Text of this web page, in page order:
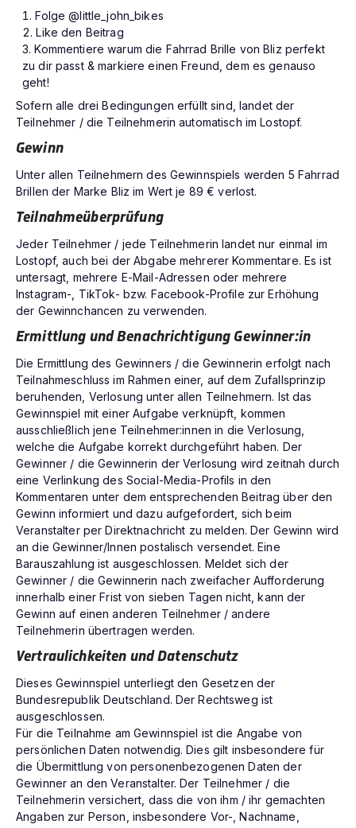
Folge @little_john_bikes
Like den Beitrag
Kommentiere warum die Fahrrad Brille von Bliz perfekt
zu dir passt & markiere einen Freund, dem es genauso
geht!
Sofern alle drei Bedingungen erfüllt sind, landet der
Teilnehmer / die Teilnehmerin automatisch im Lostopf.
Gewinn
Unter allen Teilnehmern des Gewinnspiels werden 5 Fahrrad
Brillen der Marke Bliz im Wert je 89 € verlost.
Teilnahmeüberprüfung
Jeder Teilnehmer / jede Teilnehmerin landet nur einmal im
Lostopf, auch bei der Abgabe mehrerer Kommentare. Es ist
untersagt, mehrere E-Mail-Adressen oder mehrere
Instagram-, TikTok- bzw. Facebook-Profile zur Erhöhung
der Gewinnchancen zu verwenden.
Ermittlung und Benachrichtigung Gewinner:in
Die Ermittlung des Gewinners / die Gewinnerin erfolgt nach
Teilnahmeschluss im Rahmen einer, auf dem Zufallsprinzip
beruhenden, Verlosung unter allen Teilnehmern. Ist das
Gewinnspiel mit einer Aufgabe verknüpft, kommen
ausschließlich jene Teilnehmer:innen in die Verlosung,
welche die Aufgabe korrekt durchgeführt haben. Der
Gewinner / die Gewinnerin der Verlosung wird zeitnah durch
eine Verlinkung des Social-Media-Profils in den
Kommentaren unter dem entsprechenden Beitrag über den
Gewinn informiert und dazu aufgefordert, sich beim
Veranstalter per Direktnachricht zu melden. Der Gewinn wird
an die Gewinner/Innen postalisch versendet. Eine
Barauszahlung ist ausgeschlossen. Meldet sich der
Gewinner / die Gewinnerin nach zweifacher Aufforderung
innerhalb einer Frist von sieben Tagen nicht, kann der
Gewinn auf einen anderen Teilnehmer / andere
Teilnehmerin übertragen werden.
Vertraulichkeiten und Datenschutz
Dieses Gewinnspiel unterliegt den Gesetzen der
Bundesrepublik Deutschland. Der Rechtsweg ist
ausgeschlossen.
Für die Teilnahme am Gewinnspiel ist die Angabe von
persönlichen Daten notwendig. Dies gilt insbesondere für
die Übermittlung von personenbezogenen Daten der
Gewinner an den Veranstalter. Der Teilnehmer / die
Teilnehmerin versichert, dass die von ihm / ihr gemachten
Angaben zur Person, insbesondere Vor-, Nachname,